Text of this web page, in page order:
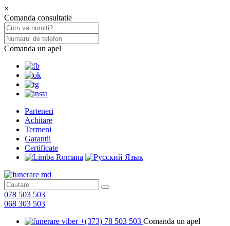
×
Comanda consultatie
Comanda un apel
Parteneri
Achitare
Termeni
Garantii
Certificate
078 503 503
068 303 503
+(373) 78 503 503 Comanda un apel